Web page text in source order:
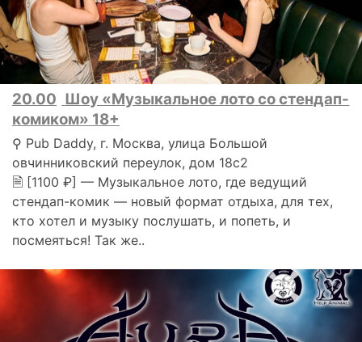
20.00 Шоу «Музыкальное лото со стендап-
комиком» 18+
⚲ Pub Daddy, г. Москва, улица Большой
овчинниковский переулок, дом 18с2
🗎 [1100 ₽] — Музыкальное лото, где ведущий
стендап-комик — новый формат отдыха, для тех,
кто хотел и музыку послушать, и попеть, и
посмеяться! Так же..